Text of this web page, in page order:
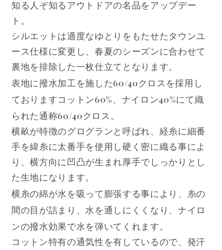
知る人ぞ知るアウトドアの名品をアップデー
ト。
シルエットは適度なゆとりをもたせたタウンユ
ース仕様に変更し、春夏のシーズンに合わせて
裏地を排除した一枚仕立てとなります。
表地に撥水加工を施した60/40クロスを採用し
ておりますコットン60%、ナイロン40%にて織
られた通称60/40クロス。
横畝が特徴のグログランと呼ばれ、経糸に細番
手を緯糸に太番手を使用し硬く密に織る事によ
り、横方向に凹凸が生まれ厚手でしっかりとし
た生地になります。
横糸の綿が水を吸って膨張する事により、糸の
間の目が詰まり、水を通しにくくなり、ナイロ
ンの撥水効果で水を弾いてくれます。
コットン特有の通気性を有しているので、発汗